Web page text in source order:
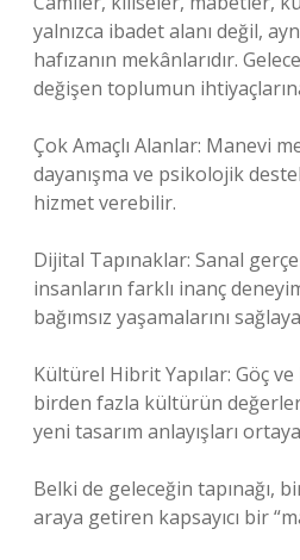
yalnızca ibadet alanı değil,
hafızanın mekânlarıdır.
değişen toplumun
Çok Amaçlı Alanlar: Manevi
dayanışma ve psikolojik
hizmet verebilir.
Dijital Tapınaklar: Sanal
insanların farklı inanç
bağımsız yaşamalarını
Kültürel Hibrit Yapılar: Göç
birden fazla kültürün
yeni tasarım anlayışları
Belki de geleceğin tapınağı,
araya getiren kapsayıcı bir